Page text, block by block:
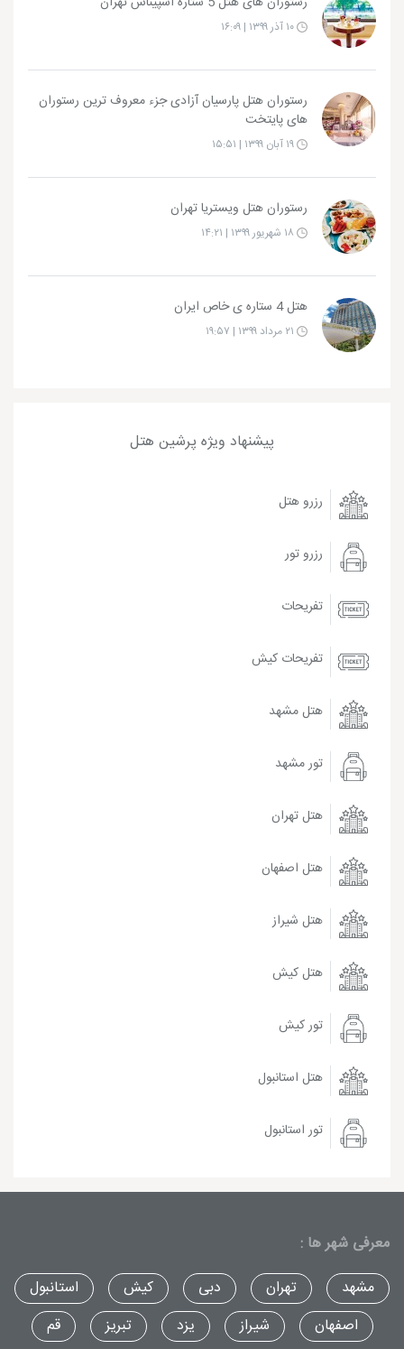
رستوران هتل پارسیان آزادی جزء معروف ترین رستوران
های پایتخت
رستوران هتل ویستریا تهران
هتل 4 ستاره ی خاص ایران
پیشنهاد ویژه پرشین هتل
رزرو هتل
رزرو تور
تفریحات
تفریحات کیش
هتل مشهد
تور مشهد
هتل تهران
هتل اصفهان
هتل شیراز
هتل کیش
تور کیش
هتل استانبول
تور استانبول
معرفی شهر ها :
مشهد
تهران دبی کیش
استانبول
اصفهان
شیراز یزد تبریز قم